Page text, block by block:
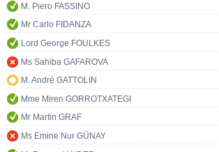
M. Piero FASSINO
Mr Carlo FIDANZA
Lord George FOULKES
Ms Sahiba GAFAROVA
M. André GATTOLIN
Mme Miren GORROTXATEGI
Mr Martin GRAF
Ms Emine Nur GÜNAY